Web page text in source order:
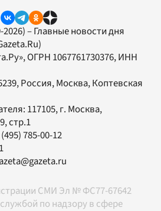
– Главные новости дня
, ОГРН 1067761730376, ИНН
Россия, Москва, Коптевская
117105, г. Москва,
стр.1
785-00-12
СМИ Эл № ФС77-67642
по надзору в сфере